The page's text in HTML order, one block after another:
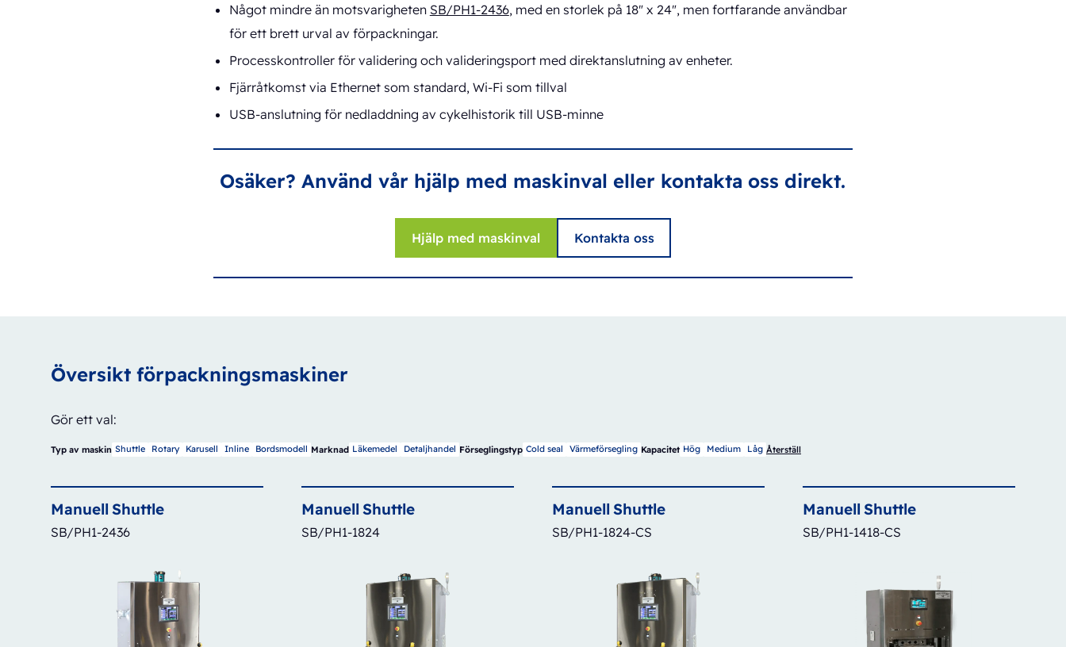
Något mindre än motsvarigheten SB/PH1-2436, med en storlek på 18" x 24", men fortfarande användbar
för ett brett urval av förpackningar.
Processkontroller för validering och valideringsport med direktanslutning av enheter.
Fjärråtkomst via Ethernet som standard, Wi-Fi som tillval
USB-anslutning för nedladdning av cykelhistorik till USB-minne
Osäker? Använd vår hjälp med maskinval eller kontakta oss direkt.
Hjälp med maskinval Kontakta oss
Översikt förpackningsmaskiner
Gör ett val:
Typ av maskin Shuttle Rotary Karusell Inline Bordsmodell Marknad Läkemedel Detaljhandel Förseglingstyp Cold seal Värmeförsegling Kapacitet Hög Medium Låg Återställ
Manuell Shuttle
SB/PH1-2436
Manuell Shuttle
SB/PH1-1824
Manuell Shuttle
SB/PH1-1824-CS
Manuell Shuttle
SB/PH1-1418-CS